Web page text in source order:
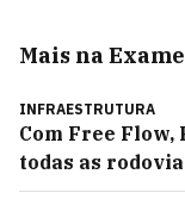
Mais na Exame
INFRAESTRUTURA
Com Free
todas as